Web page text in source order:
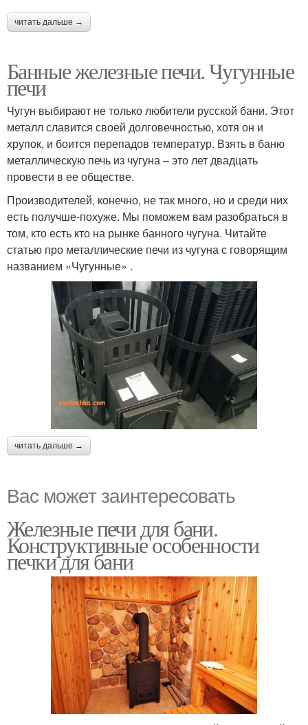
читать дальше →
Банные железные печи. Чугунные
печи
Чугун выбирают не только любители русской бани. Этот
металл славится своей долговечностью, хотя он и
хрупок, и боится перепадов температур. Взять в баню
металлическую печь из чугуна – это лет двадцать
провести в ее обществе.
Производителей, конечно, не так много, но и среди них
есть получше-похуже. Мы поможем вам разобраться в
том, кто есть кто на рынке банного чугуна. Читайте
статью про металлические печи из чугуна с говорящим
названием «Чугунные» .
читать дальше →
Вас может заинтересовать
Железные печи для бани.
Конструктивные особенности
печки для бани